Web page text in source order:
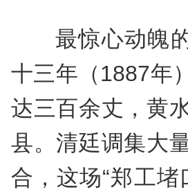
最惊心动魄
十三年（1887年
达三百余丈，黄
县。清廷调集大
合，这场“郑工